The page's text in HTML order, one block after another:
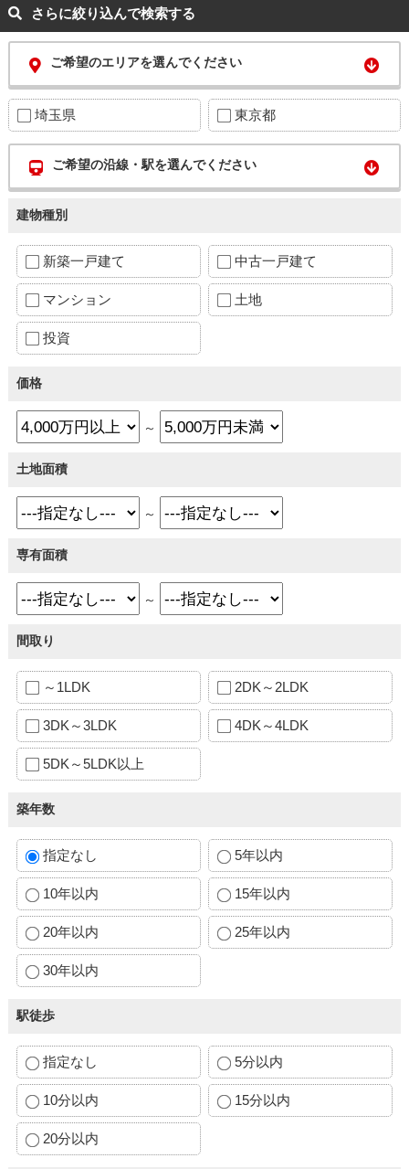
さらに絞り込んで検索する
ご希望のエリアを選んでください
埼玉県 東京都
ご希望の沿線・駅を選んでください
建物種別
新築一戸建て 中古一戸建て
マンション 土地
投資
価格
～
土地面積
～
専有面積
～
間取り
～1LDK 2DK～2LDK
3DK～3LDK 4DK～4LDK
5DK～5LDK以上
築年数
指定なし 5年以内
10年以内 15年以内
20年以内 25年以内
30年以内
駅徒歩
指定なし 5分以内
10分以内 15分以内
20分以内